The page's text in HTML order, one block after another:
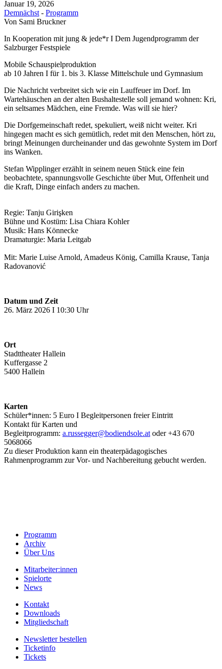
Januar 19, 2026
Demnächst- Programm
Von Sami Bruckner
In Kooperation mit jung & jede*r I Dem Jugendprogramm der
Salzburger Festspiele
Mobile Schauspielproduktion
ab 10 Jahren I für 1. bis 3. Klasse Mittelschule und Gymnasium
Die Nachricht verbreitet sich wie ein Lauffeuer im Dorf. Im
Wartehäuschen an der alten Bushaltestelle soll jemand wohnen: Kri,
ein seltsames Mädchen, eine Fremde. Was will sie hier?
Die Dorfgemeinschaft redet, spekuliert, weiß nicht weiter. Kri
hingegen macht es sich gemütlich, redet mit den Menschen, hört zu,
bringt Meinungen durcheinander und das gewohnte System im Dorf
ins Wanken.
Stefan Wipplinger erzählt in seinem neuen Stück eine fein
beobachtete, spannungsvolle Geschichte über Mut, Offenheit und
die Kraft, Dinge einfach anders zu machen.
Regie: Tanju Girişken
Bühne und Kostüm: Lisa Chiara Kohler
Musik: Hans Könnecke
Dramaturgie: Maria Leitgab
Mit: Marie Luise Arnold, Amadeus König, Camilla Krause, Tanja
Radovanović
Datum und Zeit
26. März 2026 I 10:30 Uhr
Ort
Stadttheater Hallein
Kuffergasse 2
5400 Hallein
Karten
Schüler*innen: 5 Euro I Begleitpersonen freier Eintritt
Kontakt für Karten und
Begleitprogramm: a.russegger@bodiendsole.atoder +43 670
5068066
Zu dieser Produktion kann ein theaterpädagogisches
Rahmenprogramm zur Vor- und Nachbereitung gebucht werden.
Programm
Archiv
Über Uns
Mitarbeiter:innen
Spielorte
News
Kontakt
Downloads
Mitgliedschaft
Newsletter bestellen
Ticketinfo
Tickets